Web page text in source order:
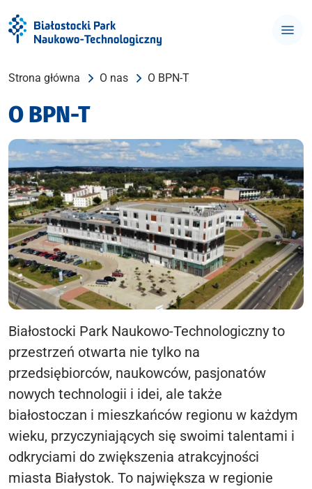
Strona główna O nas O BPN-T
O BPN-T
Białostocki Park Naukowo-Technologiczny to
przestrzeń otwarta nie tylko na
przedsiębiorców, naukowców, pasjonatów
nowych technologii i idei, ale także
białostoczan i mieszkańców regionu w każdym
wieku, przyczyniających się swoimi talentami i
odkryciami do zwiększenia atrakcyjności
miasta Białystok. To największa w regionie